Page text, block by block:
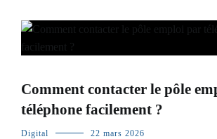
Comment contacter le pôle
téléphone facilement ?
Digital 22 mars 2026